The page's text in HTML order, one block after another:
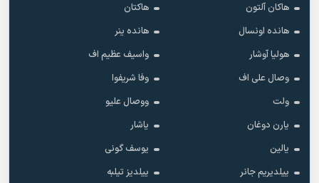
هاکان آلتون
هاکتان
هانده اونسال
هانده ینر
هولیا آوشار
واسیف عظیم اف
وصال علی اف
وفا شریفوا
ولت
ووصال علیو
یارن دوغان
یاشار
یالین
یوسف گونی
ییلدیریم جانر
ییلدیز تیلبه